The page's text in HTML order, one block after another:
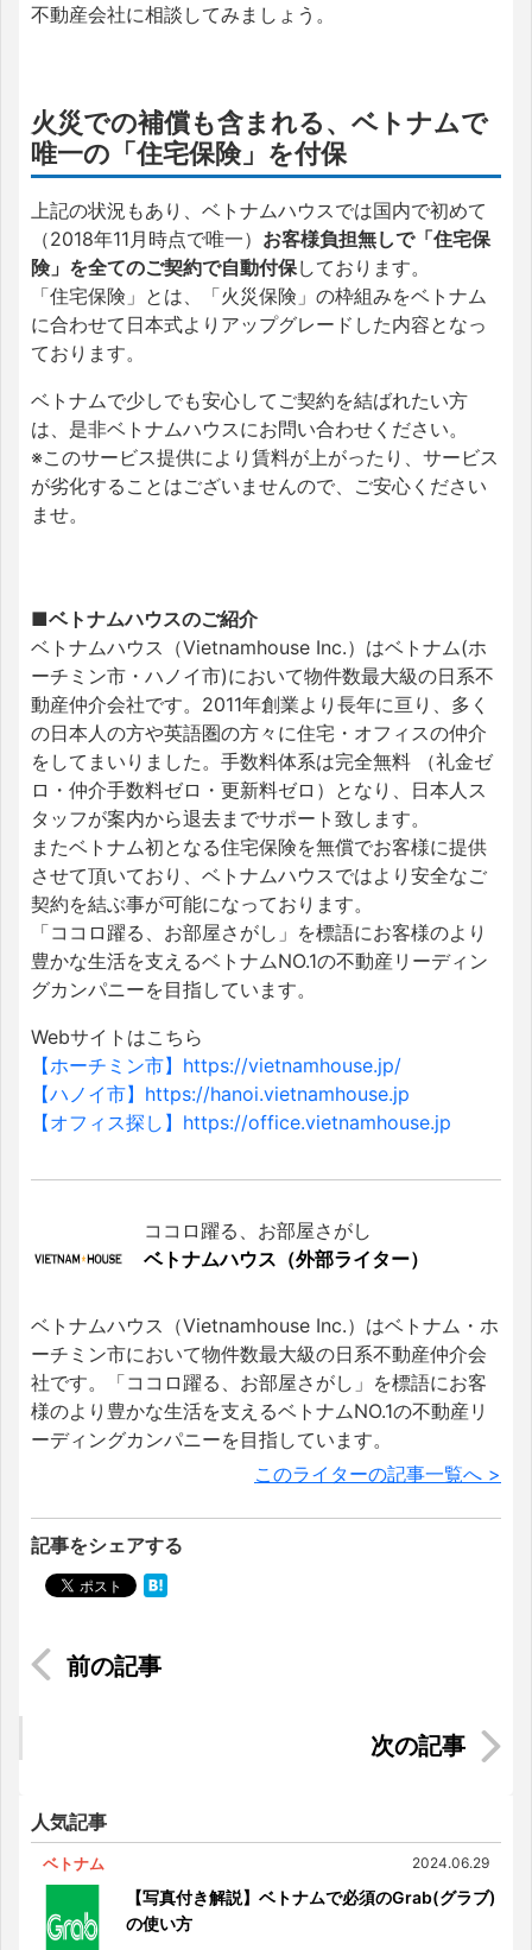
不動産会社に相談してみましょう。
火災での補償も含まれる、ベトナムで
唯一の「住宅保険」を付保
上記の状況もあり、ベトナムハウスでは国内で初めて
（2018年11月時点で唯一） お客様負担無しで「住宅保
険」を全てのご契約で自動付保しております。
「住宅保険」とは、「火災保険」の枠組みをベトナム
に合わせて日本式よりアップグレードした内容となっ
ております。
ベトナムで少しでも安心してご契約を結ばれたい方
は、是非ベトナムハウスにお問い合わせください。
※このサービス提供により賃料が上がったり、サービス
が劣化することはございませんので、ご安心ください
ませ。
■ベトナムハウスのご紹介
ベトナムハウス（Vietnamhouse Inc.）はベトナム(ホ
ーチミン市・ハノイ市)において物件数最大級の日系不
動産仲介会社です。2011年創業より長年に亘り、多く
の日本人の方や英語圏の方々に住宅・オフィスの仲介
をしてまいりました。手数料体系は完全無料 （礼金ゼ
ロ・仲介手数料ゼロ・更新料ゼロ）となり、日本人ス
タッフが案内から退去までサポート致します。
またベトナム初となる住宅保険を無償でお客様に提供
させて頂いており、ベトナムハウスではより安全なご
契約を結ぶ事が可能になっております。
「ココロ躍る、お部屋さがし」を標語にお客様のより
豊かな生活を支えるベトナムNO.1の不動産リーディン
グカンパニーを目指しています。
Webサイトはこちら
【ホーチミン市】https://vietnamhouse.jp/
【ハノイ市】https://hanoi.vietnamhouse.jp
【オフィス探し】https://office.vietnamhouse.jp
ココロ躍る、お部屋さがし
ベトナムハウス（外部ライター）
ベトナムハウス（Vietnamhouse Inc.）はベトナム・ホ
ーチミン市において物件数最大級の日系不動産仲介会
社です。「ココロ躍る、お部屋さがし」を標語にお客
様のより豊かな生活を支えるベトナムNO.1の不動産リ
ーディングカンパニーを目指しています。
このライターの記事一覧へ >
記事をシェアする
英文履歴書の書き方(2) 日本の履歴書との違い
ベトナム国内でローカルに人気の職種とは？
人気記事
ベトナム 2024.06.29
【写真付き解説】ベトナムで必須のGrab(グラブ)
の使い方